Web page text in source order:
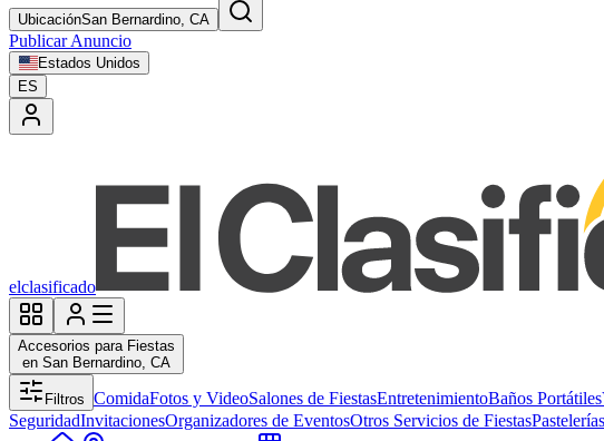
UbicaciónSan Bernardino, CA
Publicar Anuncio
Estados Unidos
ES
elclasificado
Accesorios para Fiestas
en San Bernardino, CA
Filtros ComidaFotos y VideoSalones de FiestasEntretenimientoBaños Portátiles
SeguridadInvitacionesOrganizadores de EventosOtros Servicios de FiestasPastelerías